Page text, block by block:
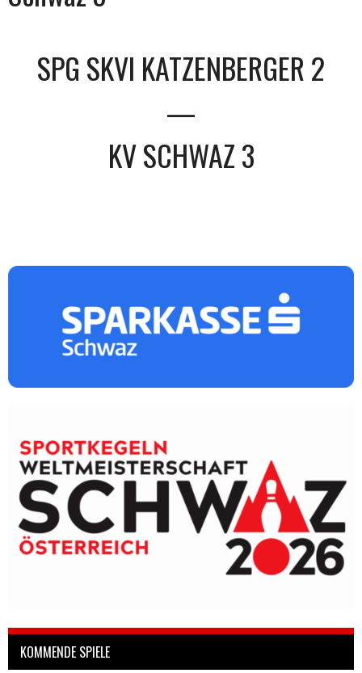
SPG SKVI KATZENBERGER 2
—
KV SCHWAZ 3
KOMMENDE SPIELE